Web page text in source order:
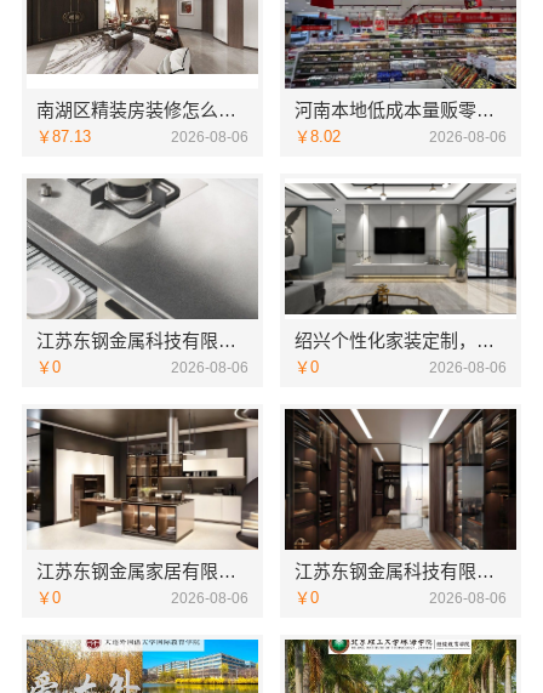
南湖区精装房装修怎么样，嘉兴家美建材科技有限公司口碑见证
￥87.13 2026-08-06
河南本地低成本量贩零食全域盈利，河南零百味供应链有限公司加盟
￥8.02 2026-08-06
江苏东钢金属科技有限公司本地全屋不锈钢定制生产商
￥0 2026-08-06
绍兴个性化家装定制，绍兴卓鑫装饰材料有限公司环保优质材料
￥0 2026-08-06
江苏东钢金属家居有限公司别墅蚀刻工艺装饰工程报价
￥0 2026-08-06
江苏东钢金属科技有限公司不锈钢浴室柜厂家怎么样
￥0 2026-08-06